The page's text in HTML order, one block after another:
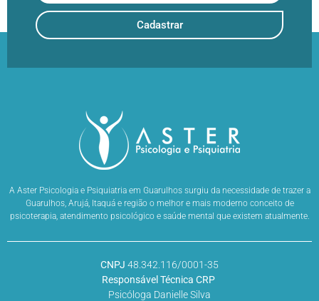
Cadastrar
A Aster Psicologia e Psiquiatria em Guarulhos surgiu da necessidade de trazer a
Guarulhos, Arujá, Itaquá e região o melhor e mais moderno conceito de
psicoterapia, atendimento psicológico e saúde mental que existem atualmente.
CNPJ 48.342.116/0001-35
Responsável Técnica CRP
Psicóloga Danielle Silva